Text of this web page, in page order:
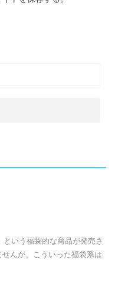
いう福袋的な商品が発売さ
んが、こういった福袋系は